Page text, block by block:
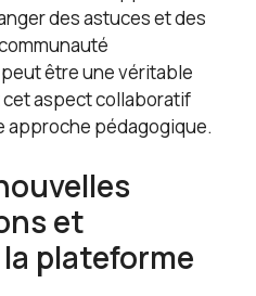
des astuces et des
être une véritable
cet aspect collaboratif
approche pédagogique.
et
plateforme